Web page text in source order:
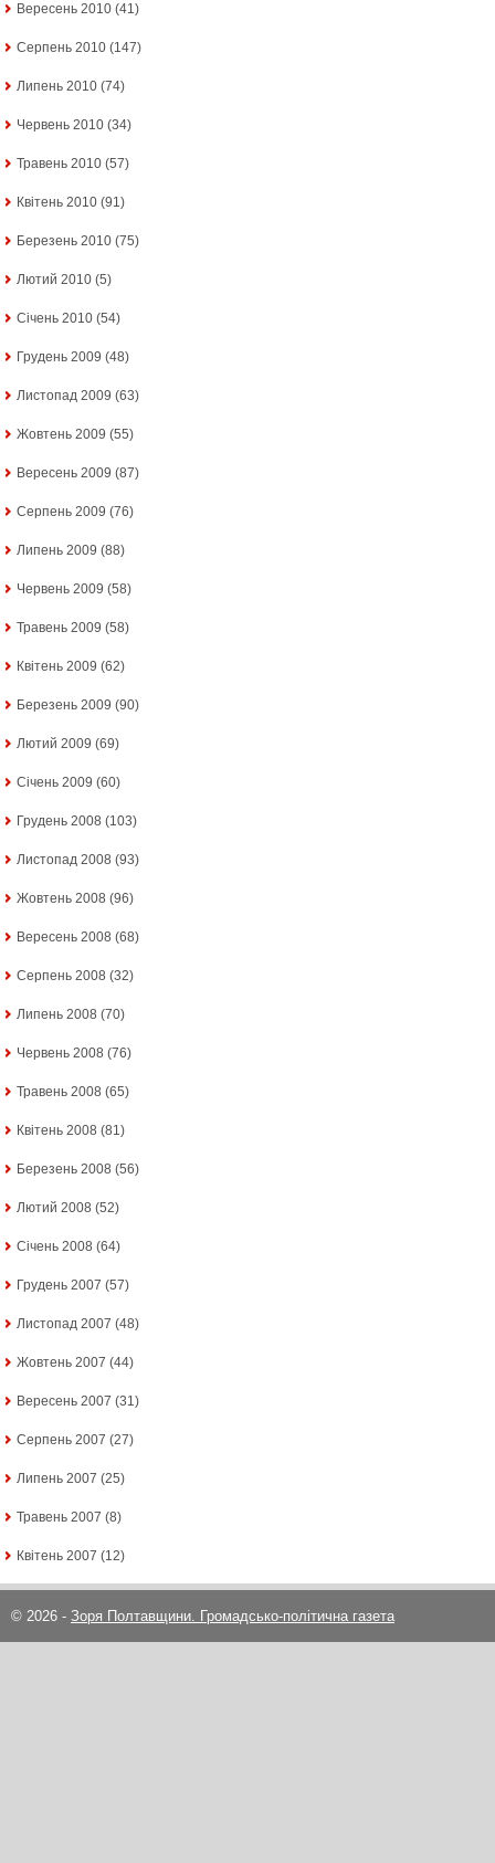
Вересень 2010 (41)
Серпень 2010 (147)
Липень 2010 (74)
Червень 2010 (34)
Травень 2010 (57)
Квітень 2010 (91)
Березень 2010 (75)
Лютий 2010 (5)
Січень 2010 (54)
Грудень 2009 (48)
Листопад 2009 (63)
Жовтень 2009 (55)
Вересень 2009 (87)
Серпень 2009 (76)
Липень 2009 (88)
Червень 2009 (58)
Травень 2009 (58)
Квітень 2009 (62)
Березень 2009 (90)
Лютий 2009 (69)
Січень 2009 (60)
Грудень 2008 (103)
Листопад 2008 (93)
Жовтень 2008 (96)
Вересень 2008 (68)
Серпень 2008 (32)
Липень 2008 (70)
Червень 2008 (76)
Травень 2008 (65)
Квітень 2008 (81)
Березень 2008 (56)
Лютий 2008 (52)
Січень 2008 (64)
Грудень 2007 (57)
Листопад 2007 (48)
Жовтень 2007 (44)
Вересень 2007 (31)
Серпень 2007 (27)
Липень 2007 (25)
Травень 2007 (8)
Квітень 2007 (12)
© 2026 - Зоря Полтавщини. Громадсько-політична газета